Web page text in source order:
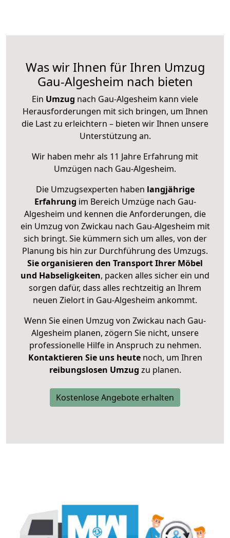
Was wir Ihnen für Ihren Umzug
Gau-Algesheim nach bieten
Ein Umzug nach Gau-Algesheim kann viele
Herausforderungen mit sich bringen, um Ihnen
die Last zu erleichtern – bieten wir Ihnen unsere
Unterstützung an.
Wir haben mehr als 11 Jahre Erfahrung mit
Umzügen nach Gau-Algesheim.
Die Umzugsexperten haben langjährige
Erfahrung im Bereich Umzüge nach Gau-
Algesheim und kennen die Anforderungen, die
ein Umzug von Zwickau nach Gau-Algesheim mit
sich bringt. Sie kümmern sich um alles, von der
Planung bis hin zur Durchführung des Umzugs.
Sie organisieren den Transport Ihrer Möbel
und Habseligkeiten, packen alles sicher ein und
sorgen dafür, dass alles rechtzeitig an Ihrem
neuen Zielort in Gau-Algesheim ankommt.
Wenn Sie einen Umzug von Zwickau nach Gau-
Algesheim planen, zögern Sie nicht, unsere
professionelle Hilfe in Anspruch zu nehmen.
Kontaktieren Sie uns heutenoch, um Ihren
reibungslosen Umzug zu planen.
Kostenlose Angebote erhalten